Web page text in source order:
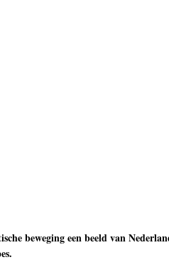
beweging een beeld van